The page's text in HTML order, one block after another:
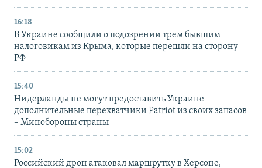
16:18
В Украине сообщили о подозрении трем бывшим
налоговикам из Крыма, которые перешли на сторону
РФ
15:40
Нидерланды не могут предоставить Украине
дополнительные перехватчики Patriot из своих запасов
– Минобороны страны
15:02
Российский дрон атаковал маршрутку в Херсоне,